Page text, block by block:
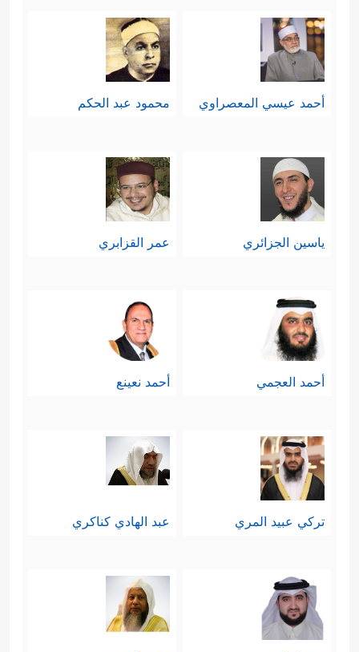
أحمد عيسي المعصراوي محمود عبد الحكم
ياسين الجزائري عمر القزابري
أحمد العجمي أحمد نعينع
تركي عبيد المري عبد الهادي كناكري